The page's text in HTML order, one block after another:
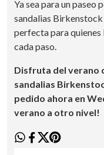
Ya sea para un paseo
sandalias
perfecta para
cada paso.
Disfruta del verano
sandalias
pedido ahora en
verano a otro nivel!